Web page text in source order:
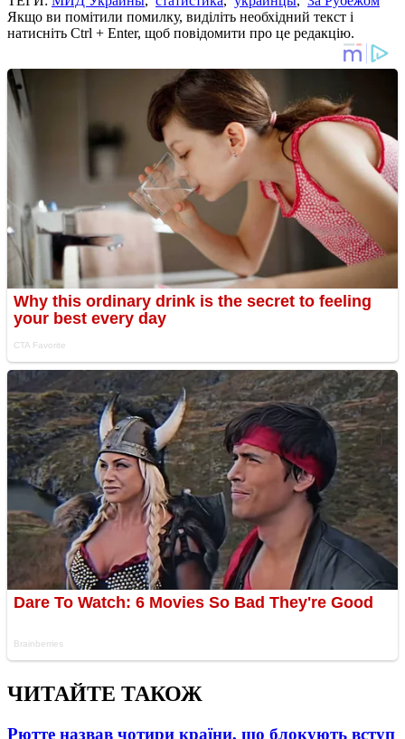
Якщо ви помітили помилку, виділіть необхідний текст і
натисніть Ctrl + Enter, щоб повідомити про це редакцію.
ЧИТАЙТЕ ТАКОЖ
Рютте назвав чотири країни, що блокують вступ